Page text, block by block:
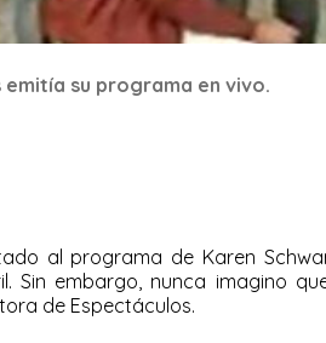
su programa en vivo.
al programa de Karen
Sin embargo, nunca imagino
de Espectáculos.